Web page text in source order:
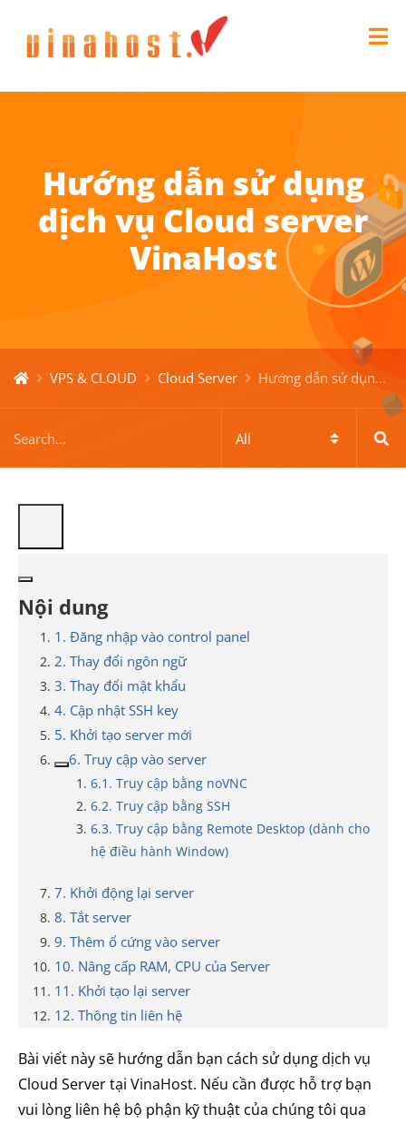
Hướng dẫn sử dụng
dịch vụ Cloud server
VinaHost
VPS & CLOUD Cloud Server Hướng dẫn sử dụng dịch vụ Cloud server VinaHost
Nội dung
1. Đăng nhập vào control panel
2. Thay đổi ngôn ngữ
3. Thay đổi mật khẩu
4. Cập nhật SSH key
5. Khởi tạo server mới
6. Truy cập vào server
6.1. Truy cập bằng noVNC
6.2. Truy cập bằng SSH
6.3. Truy cập bằng Remote Desktop (dành cho
hệ điều hành Window)
7. Khởi động lại server
8. Tắt server
9. Thêm ổ cứng vào server
10. Nâng cấp RAM, CPU của Server
11. Khởi tạo lại server
12. Thông tin liên hệ
Bài viết này sẽ hướng dẫn bạn cách sử dụng dịch vụ
Cloud Server tại VinaHost. Nếu cần được hỗ trợ bạn
vui lòng liên hệ bộ phận kỹ thuật của chúng tôi qua